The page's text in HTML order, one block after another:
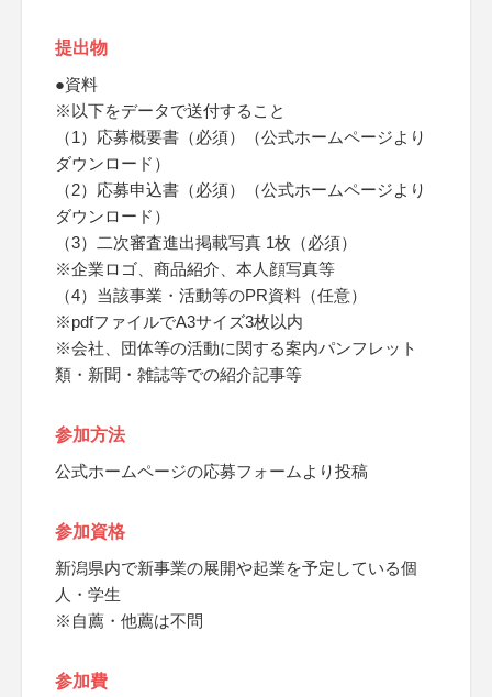
提出物
●資料
※以下をデータで送付すること
（1）応募概要書（必須）（公式ホームページより
ダウンロード）
（2）応募申込書（必須）（公式ホームページより
ダウンロード）
（3）二次審査進出掲載写真 1枚（必須）
※企業ロゴ、商品紹介、本人顔写真等
（4）当該事業・活動等のPR資料（任意）
※pdfファイルでA3サイズ3枚以内
※会社、団体等の活動に関する案内パンフレット
類・新聞・雑誌等での紹介記事等
参加方法
公式ホームページの応募フォームより投稿
参加資格
新潟県内で新事業の展開や起業を予定している個
人・学生
※自薦・他薦は不問
参加費